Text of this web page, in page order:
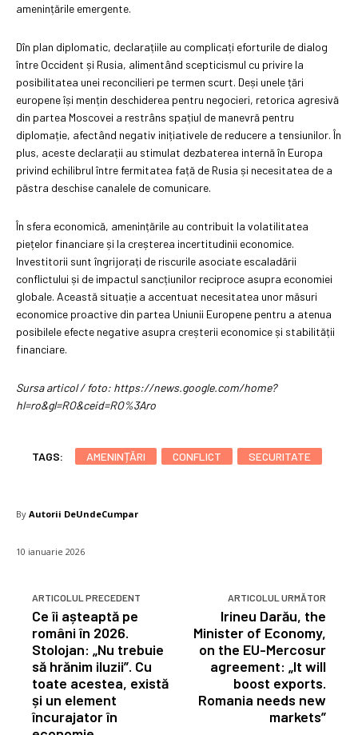
amenințările emergente.
Dîn plan diplomatic, declarațiile au complicați eforturile de dialog
între Occident și Rusia, alimentând scepticismul cu privire la
posibilitatea unei reconcilieri pe termen scurt. Deși unele țări
europene își mențin deschiderea pentru negocieri, retorica agresivă
din partea Moscovei a restrâns spațiul de manevră pentru
diplomație, afectând negativ inițiativele de reducere a tensiunilor. În
plus, aceste declarații au stimulat dezbaterea internă în Europa
privind echilibrul între fermitatea față de Rusia și necesitatea de a
păstra deschise canalele de comunicare.
În sfera economică, amenințările au contribuit la volatilitatea
piețelor financiare și la creșterea incertitudinii economice.
Investitorii sunt îngrijorați de riscurile asociate escaladării
conflictului și de impactul sancțiunilor reciproce asupra economiei
globale. Această situație a accentuat necesitatea unor măsuri
economice proactive din partea Uniunii Europene pentru a atenua
posibilele efecte negative asupra creșterii economice și stabilității
financiare.
Sursa articol / foto: https://news.google.com/home?
hl=ro&gl=RO&ceid=RO%3Aro
TAGS: AMENINȚĂRI CONFLICT SECURITATE
By Autorii DeUndeCumpar
10 ianuarie 2026
ARTICOLUL PRECEDENT
Ce îi așteaptă pe
români în 2026.
Stolojan: „Nu trebuie
să hrănim iluzii”. Cu
toate acestea, există
și un element
încurajator în
ARTICOLUL URMĂTOR
Irineu Darău, the
Minister of Economy,
on the EU-Mercosur
agreement: „It will
boost exports.
Romania needs new
markets”